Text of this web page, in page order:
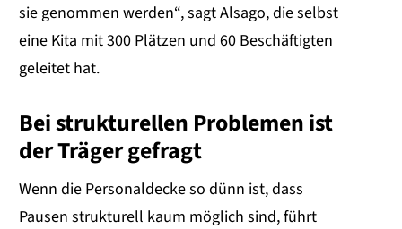
sie genommen werden“, sagt Alsago, die selbst
eine Kita mit 300 Plätzen und 60 Beschäftigten
geleitet hat.
Bei strukturellen Problemen ist
der Träger gefragt
Wenn die Personaldecke so dünn ist, dass
Pausen strukturell kaum möglich sind, führt